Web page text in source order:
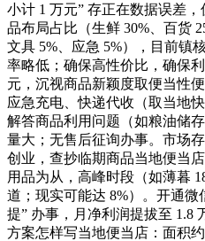
小计 1 万元” 存正在数据误差
品布局占比（生鲜 30%、百货
文具 5%、应急 5%），目前镇
率略低；确保高性价比，确保
元，沉视商品新颖度取便当性
应急充电、快递代收（取当地
解答商品利用问题（如粮油储
量大；无售后征询办事。市场
创业，查抄临期商品当地便当
用品为从，高峰时段（如薄暮
道；现实可能达 8%）。开通微
提” 办事，月净利润提拔至 1.8
方案怎样写当地便当店：面积